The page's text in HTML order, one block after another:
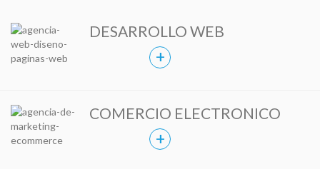
DESARROLLO WEB
+
COMERCIO ELECTRONICO
+